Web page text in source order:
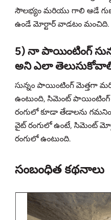
సౌలభ్యం మరియు గాలి ఆడే
ఉండే మోర్టార్ వాడటం మంచిది.
5) నా పాయింటింగ్
అని ఎలా
సున్నం పాయింటింగ్ మెత్తగా
ఉంటుంది, సిమెంట్ పాయింటింగ్
రంగులో కూడా తేడాలను
వైట్ రంగులో ఉంటే, సిమెంట్
రంగులో ఉంటుంది.
సంబంధిత కథనాలు